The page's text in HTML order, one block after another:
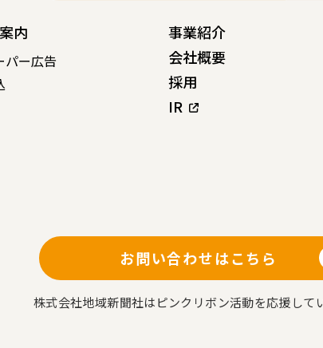
内
パー広告
事業紹介
会社概要
採用
IR
お問い合わせはこちら
株式会社地域新聞社はピンクリボン活動を応援して